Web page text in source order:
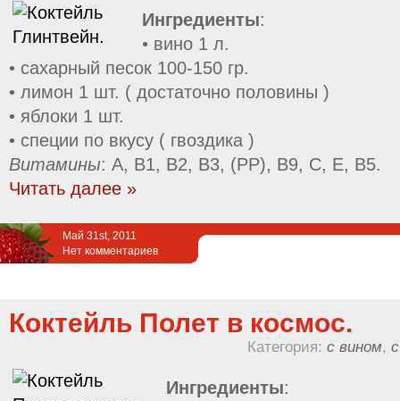
Ингредиенты:
• вино 1 л.
• сахарный песок 100-150 гр.
• лимон 1 шт. ( достаточно половины )
• яблоки 1 шт.
• специи по вкусу ( гвоздика )
Витамины: A, B1, B2, B3, (PP), B9, C, E, B5.
Читать далее »
Май 31st, 2011
Нет комментариев
Коктейль Полет в космос.
Категория: с вином,
Ингредиенты: